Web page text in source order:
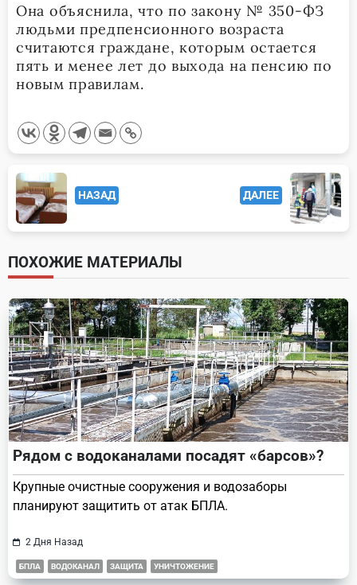
Она объяснила, что по закону № 350-ФЗ
людьми предпенсионного возраста
считаются граждане, которым остается
пять и менее лет до выхода на пенсию по
новым правилам.
<span
class="nav-
subtitle
screen-
reader-
text">Page</span>
НАЗАД ДАЛЕЕ
ПОХОЖИЕ МАТЕРИАЛЫ
Рядом с водоканалами посадят «барсов»?
Крупные очистные сооружения и водозаборы
планируют защитить от атак БПЛА.
2 Дня Назад
БПЛА ВОДОКАНАЛ ЗАЩИТА УНИЧТОЖЕНИЕ